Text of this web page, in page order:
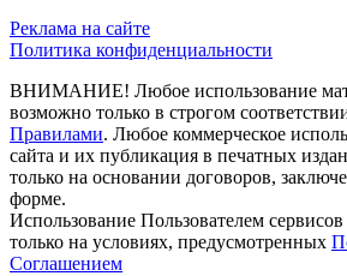
Реклама на сайте
Политика конфиденциальности
ВНИМАНИЕ! Любое использование
возможно только в строгом
Правилами. Любое коммерческое
сайта и их публикация в печатных
только на основании договоров,
форме.
Использование Пользователем
только на условиях, предусмотренных
Соглашением